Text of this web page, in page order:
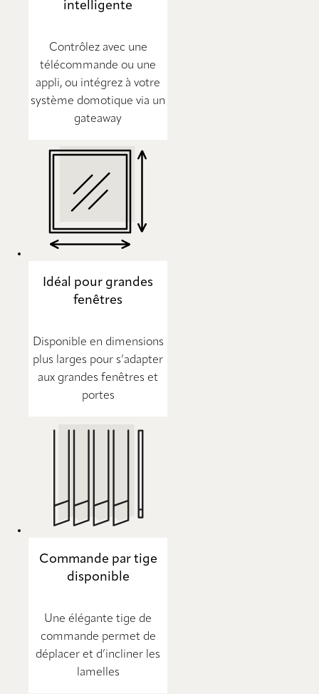
intelligente
Contrôlez avec une
télécommande ou une
appli, ou intégrez à votre
système domotique via un
gateaway
Idéal pour grandes
fenêtres
Disponible en dimensions
plus larges pour s’adapter
aux grandes fenêtres et
portes
Commande par tige
disponible
Une élégante tige de
commande permet de
déplacer et d’incliner les
lamelles